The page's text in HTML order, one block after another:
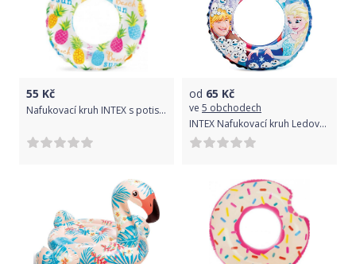
55 Kč
Nafukovací kruh INTEX s potiskem 51 cm - ananas
od 65 Kč
ve 5 obchodech
INTEX Nafukovací kruh Ledové království